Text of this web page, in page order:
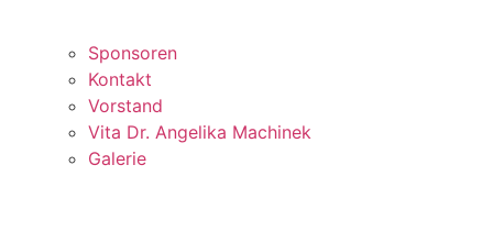
Sponsoren
Kontakt
Vorstand
Vita Dr. Angelika Machinek
Galerie